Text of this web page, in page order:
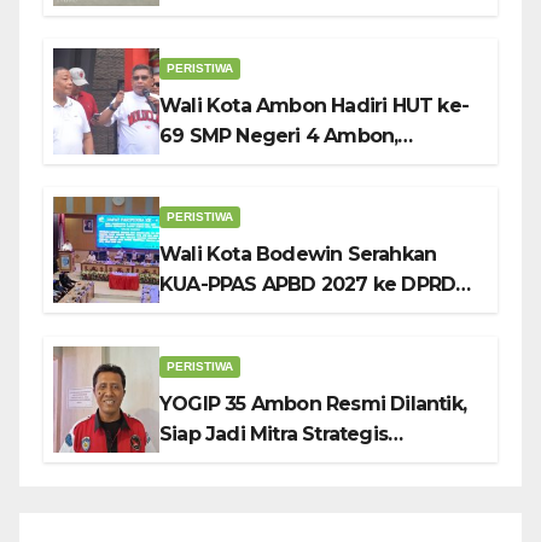
PERISTIWA
Wali Kota Ambon Hadiri HUT ke-
69 SMP Negeri 4 Ambon,
PERISTIWA
Wali Kota Bodewin Serahkan
KUA-PPAS APBD 2027 ke DPRD
PERISTIWA
YOGIP 35 Ambon Resmi Dilantik,
Siap Jadi Mitra Strategis